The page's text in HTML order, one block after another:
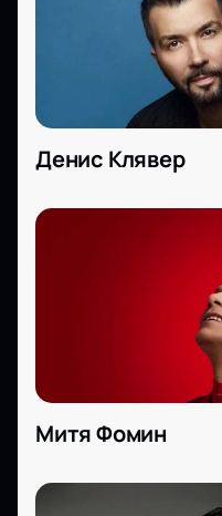
Денис Клявер
Митя Фомин